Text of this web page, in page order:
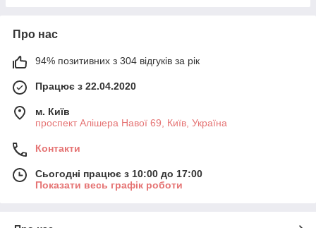
Про нас
94% позитивних з 304 відгуків за рік
Працює з 22.04.2020
м. Київ
проспект Алішера Навої 69, Київ, Україна
Контакти
Сьогодні працює з 10:00 до 17:00
Показати весь графік роботи